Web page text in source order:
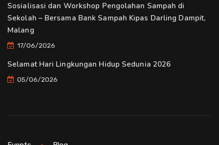
Sosialisasi dan Workshop Pengolahan Sampah di
Sekolah – Bersama Bank Sampah Kipas Darling Dampit,
Malang
17/06/2026
Selamat Hari Lingkungan Hidup Sedunia 2026
05/06/2026